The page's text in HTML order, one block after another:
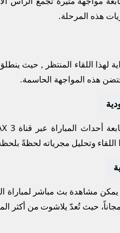
هذه المرحلة.
لهذا اللقاء المنتظر , حيث
هذه المواجهة الحاسمة.
أحداث المباراة عبر قناة 3
وتحليل مجرياته لحظةً
يمكن مشاهدة بث مباشر لمباراة
حيث تُعدّ يلاشوت من أكثر